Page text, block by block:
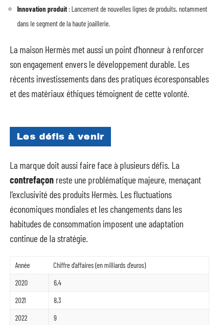
Innovation produit : Lancement de nouvelles lignes de produits, notamment
dans le segment de la haute joaillerie.
La maison Hermès met aussi un point d’honneur à renforcer
son engagement envers le développement durable. Les
récents investissements dans des pratiques écoresponsables
et des matériaux éthiques témoignent de cette volonté.
Les défis à venir
La marque doit aussi faire face à plusieurs défis. La
contrefaçon reste une problématique majeure, menaçant
l’exclusivité des produits Hermès. Les fluctuations
économiques mondiales et les changements dans les
habitudes de consommation imposent une adaptation
continue de la stratégie.
Année
Chiffre d’affaires (en milliards d’euros)
2020
6,4
2021
8,3
2022
9